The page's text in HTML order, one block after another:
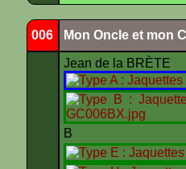
006 Mon Oncle et mon
Jean de la BRÈTE